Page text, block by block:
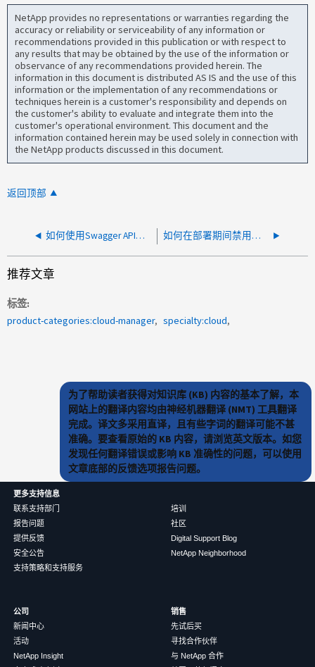
NetApp provides no representations or warranties regarding the
accuracy or reliability or serviceability of any information or
recommendations provided in this publication or with respect to
any results that may be obtained by the use of the information or
observance of any recommendations provided herein. The
information in this document is distributed AS IS and the use of this
information or the implementation of any recommendations or
techniques herein is a customer's responsibility and depends on
the customer's ability to evaluate and integrate them into the
customer's operational environment. This document and the
information contained herein may be used solely in connection with
the NetApp products discussed in this document.
返回顶部
如何使用Swagger API部署CVO 如何在部署期间禁用自动Cloud Volumes ONTAP更新
推荐文章
标签
product-categories:cloud-manager
specialty:cloud
为了帮助读者获得对知识库 (KB) 内容的基本了解，本
网站上的翻译内容均由神经机器翻译 (NMT) 工具翻译
完成。译文多采用直译，且有些字词的翻译可能不甚
准确。要查看原始的 KB 内容，请浏览英文版本。如您
发现任何翻译错误或影响 KB 准确性的问题，可以使用
文章底部的反馈选项报告问题。
更多支持信息
联系支持部门
报告问题
提供反馈
安全公告
支持策略和支持服务
培训
社区
Digital Support Blog
NetApp Neighborhood
公司
新闻中心
活动
NetApp Insight
销售
先试后买
寻找合作伙伴
与 NetApp 合作